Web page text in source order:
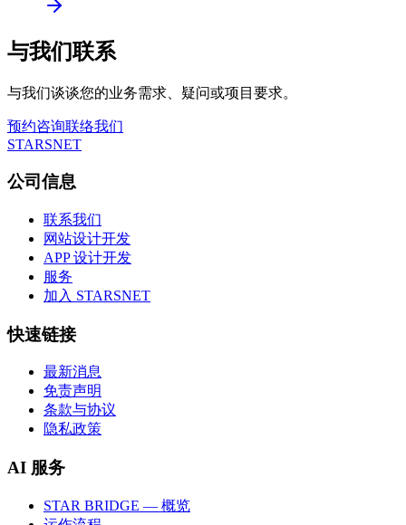
与我们联系
与我们谈谈您的业务需求、疑问或项目要求。
预约咨询联络我们
STARSNET
公司信息
联系我们
网站设计开发
APP 设计开发
服务
加入 STARSNET
快速链接
最新消息
免责声明
条款与协议
隐私政策
AI 服务
STAR BRIDGE — 概览